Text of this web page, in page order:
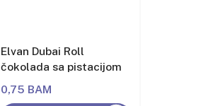
Elvan Dubai Roll
čokolada sa pistacijom
0,75 BAM